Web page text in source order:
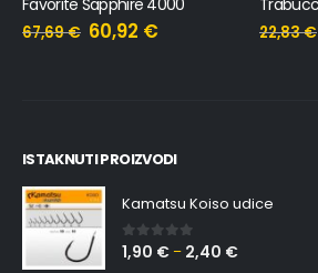
Favorite Sapphire 4000
67,69€ 60,92 € 22,83€
ISTAKNUTI PROIZVODI
Kamatsu Koiso udice
0 out of 5
1,90 € – 2,40 €